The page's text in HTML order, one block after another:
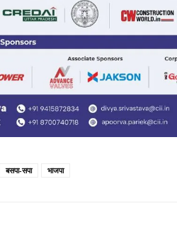
बसपा-सपा भाजपा